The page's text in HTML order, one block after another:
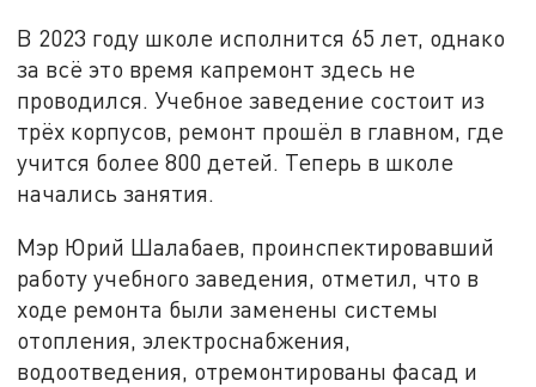
В 2023 году школе исполнится 65 лет, однако
за всё это время капремонт здесь не
проводился. Учебное заведение состоит из
трёх корпусов, ремонт прошёл в главном, где
учится более 800 детей. Теперь в школе
начались занятия.
Мэр Юрий Шалабаев, проинспектировавший
работу учебного заведения, отметил, что в
ходе ремонта были заменены системы
отопления, электроснабжения,
водоотведения, отремонтированы фасад и